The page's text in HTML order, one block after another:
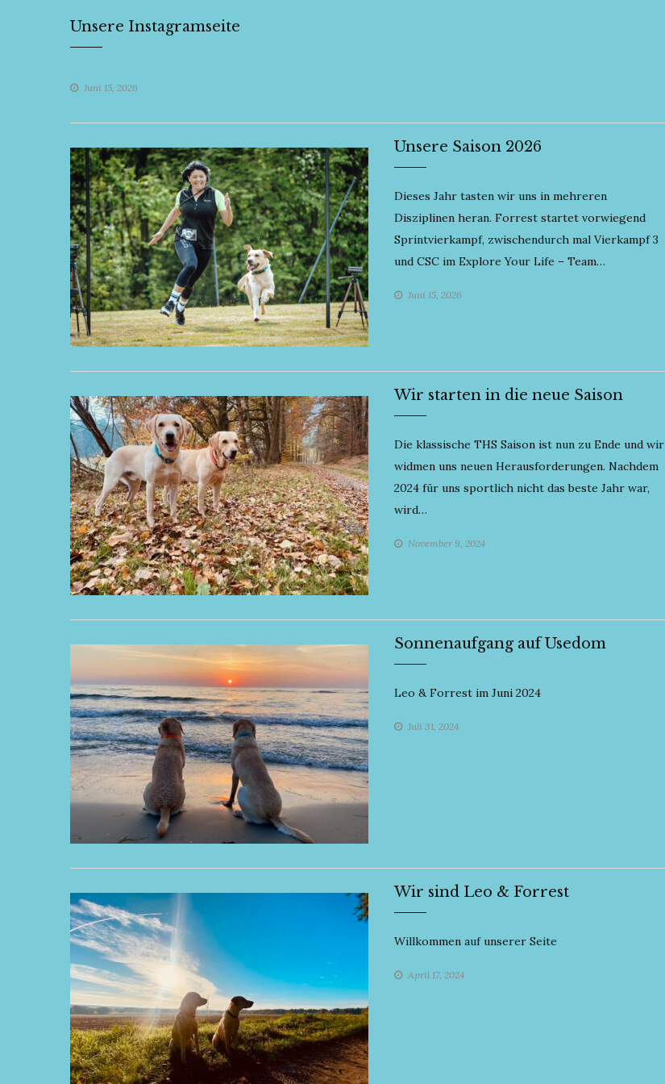
Unsere Instagramseite
Juni 15, 2026
Unsere Saison 2026
Dieses Jahr tasten wir uns in mehreren
Disziplinen heran. Forrest startet vorwiegend
Sprintvierkampf, zwischendurch mal Vierkampf 3
und CSC im Explore Your Life – Team…
Juni 15, 2026
Wir starten in die neue Saison
Die klassische THS Saison ist nun zu Ende und wir
widmen uns neuen Herausforderungen. Nachdem
2024 für uns sportlich nicht das beste Jahr war,
wird…
November 9, 2024
Sonnenaufgang auf Usedom
Leo & Forrest im Juni 2024
Juli 31, 2024
Wir sind Leo & Forrest
Willkommen auf unserer Seite
April 17, 2024